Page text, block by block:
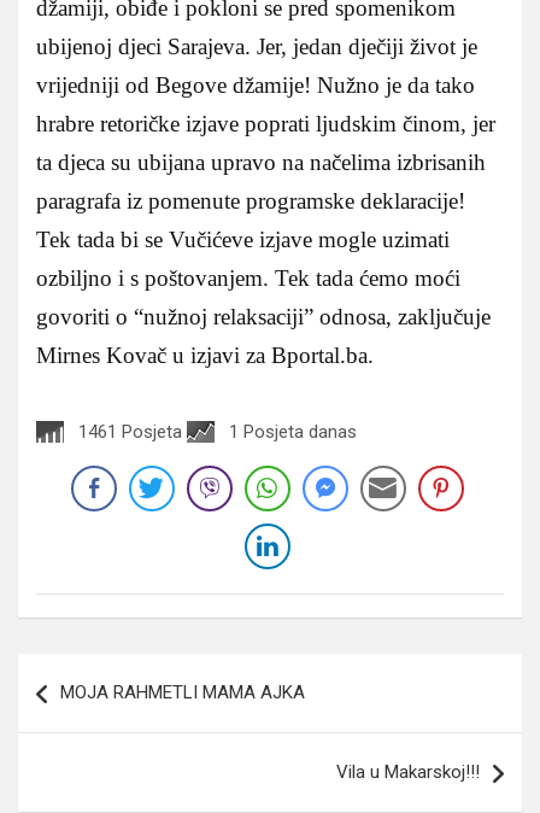
džamiji, obiđe i pokloni se pred spomenikom
ubijenoj djeci Sarajeva. Jer, jedan dječiji život je
vrijedniji od Begove džamije! Nužno je da tako
hrabre retoričke izjave poprati ljudskim činom, jer
ta djeca su ubijana upravo na načelima izbrisanih
paragrafa iz pomenute programske deklaracije!
Tek tada bi se Vučićeve izjave mogle uzimati
ozbiljno i s poštovanjem. Tek tada ćemo moći
govoriti o “nužnoj relaksaciji” odnosa, zaključuje
Mirnes Kovač u izjavi za Bportal.ba.
1461 Posjeta 1 Posjeta danas
članaka
MOJA RAHMETLI MAMA AJKA
Vila u Makarskoj!!!